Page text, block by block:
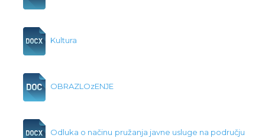
Kultura
OBRAZLOzENJE
Odluka o načinu pružanja javne usluge na području